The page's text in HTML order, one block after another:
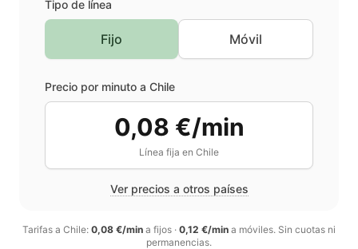
Tipo de línea
Fijo Móvil
Precio por minuto a Chile
0,08 €/min
Línea fija en Chile
Ver precios a otros países
Tarifas a Chile: 0,08 €/min a fijos · 0,12 €/min a móviles. Sin cuotas ni
permanencias.